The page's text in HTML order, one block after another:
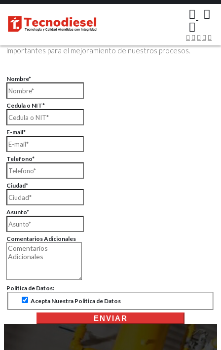
Contáctenos Vía Email
Envíenos sus datos con sus comentarios, sus opiniones son muy
importantes para el mejoramiento de nuestros procesos.
Nombre*
Cedula o NIT*
E-mail*
Telefono*
Ciudad*
Asunto*
Comentarios Adicionales
Politica de Datos:
Acepta Nuestra Politica de Datos
ENVIAR